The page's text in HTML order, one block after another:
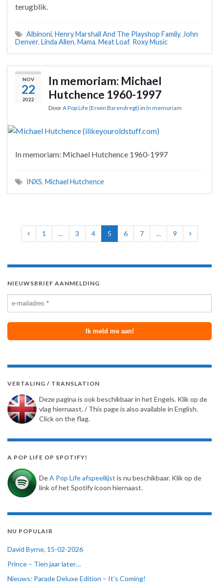
terugblik.
Albinoni, Henry Marshall And The Playshop Family, John
Denver, Linda Allen, Mama, Meat Loaf, Roxy Music
NOV
22
2022
In memoriam: Michael
Hutchence 1960-1997
DoorA Pop Life (Erwin Barendregt) in In memoriam
In memoriam: Michael Hutchence 1960-1997
INXS, Michael Hutchence
1 … 3 4 5 6 7 … 9
NIEUWSBRIEF AANMELDING
VERTALING / TRANSLATION
Deze pagina is ook beschikbaar in het Engels. Klik op de
vlag hiernaast. / This page is also available in English.
Click on the flag.
A POP LIFE OP SPOTIFY!
DeA Pop Life afspeellijst is nu beschikbaar. Klik op de
link of het Spotify icoon hiernaast.
NU POPULAIR
David Byrne, 15-02-2026
Prince – Tien jaar later…
Nieuws: Parade Deluxe Edition – It’s Coming!